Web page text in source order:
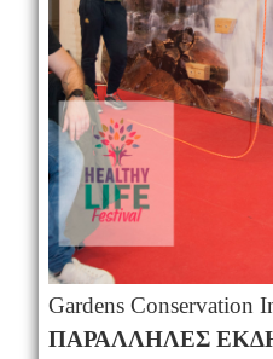
Gardens Conservation
ΠΑΡΑΛΛΗΛΕΣ